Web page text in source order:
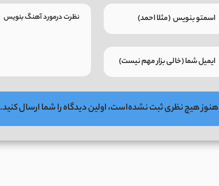
هنوز هیچ نظری ثبت نشده‌است، اولین دیدگاه را شما ارسال کنید.